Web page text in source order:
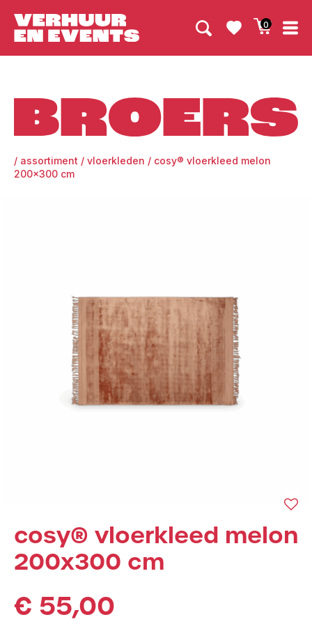
0
/ assortiment / vloerkleden / cosy® vloerkleed melon
200×300 cm
cosy® vloerkleed melon
200x300 cm
€ 55,00